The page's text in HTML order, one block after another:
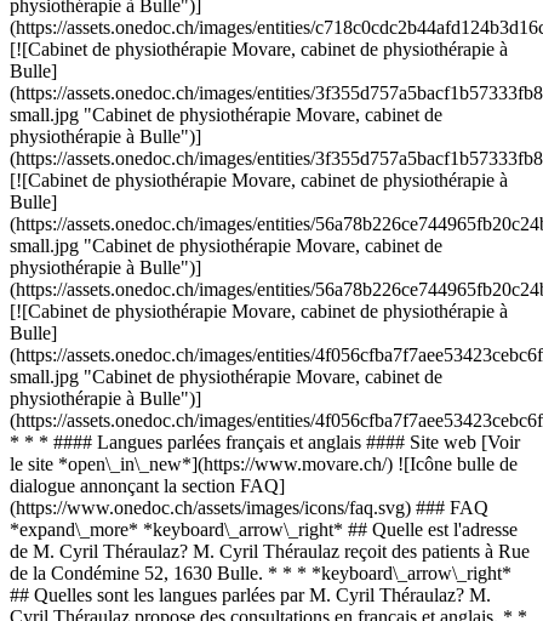
physiothérapie à Bulle")]
(https://assets.onedoc.ch/images/entities/
[![Cabinet de physiothérapie Movare, cabinet de physiothérapie à
Bulle]
(https://assets.onedoc.ch/images/entities/
small.jpg "Cabinet de physiothérapie Movare, cabinet de
physiothérapie à Bulle")]
(https://assets.onedoc.ch/images/entities/
[![Cabinet de physiothérapie Movare, cabinet de physiothérapie à
Bulle]
(https://assets.onedoc.ch/images/entities/
small.jpg "Cabinet de physiothérapie Movare, cabinet de
physiothérapie à Bulle")]
(https://assets.onedoc.ch/images/entities/
[![Cabinet de physiothérapie Movare, cabinet de physiothérapie à
Bulle]
(https://assets.onedoc.ch/images/entities/
small.jpg "Cabinet de physiothérapie Movare, cabinet de
physiothérapie à Bulle")]
(https://assets.onedoc.ch/images/entities/
* * * #### Langues parlées français et anglais #### Site web [Voir
le site *open\_in\_new*](https://www.movare.ch/) ![Icône bulle de
dialogue annonçant la section FAQ]
(https://www.onedoc.ch/assets/images/icons/faq.svg) ### FAQ
*expand\_more* *keyboard\_arrow\_right* ## Quelle est l'adresse
de M. Cyril Théraulaz? M. Cyril Théraulaz reçoit des patients à Rue
de la Condémine 52, 1630 Bulle. * * * *keyboard\_arrow\_right*
## Quelles sont les langues parlées par M. Cyril Théraulaz? M.
Cyril Théraulaz propose des consultations en français et anglais. * *